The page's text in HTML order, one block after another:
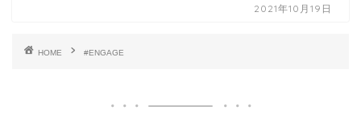
2021年10月19日
HOME #ENGAGE